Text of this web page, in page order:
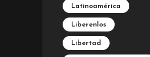
Latinoamérica
Liberenlos
Libertad